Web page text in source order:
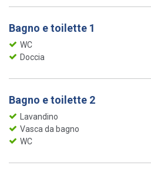
Bagno e toilette 1
WC
Doccia
Bagno e toilette 2
Lavandino
Vasca da bagno
WC